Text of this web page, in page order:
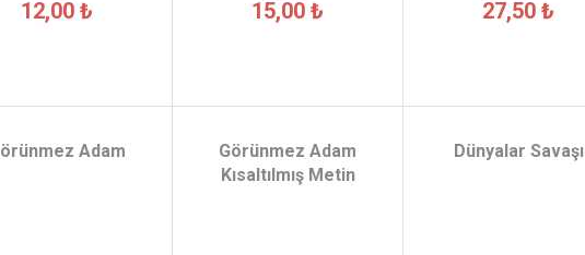
12,00 ₺ 15,00 ₺ 27,50 ₺
Adam
Görünmez Adam
Kısaltılmış Metin
Dünyalar Savaşı